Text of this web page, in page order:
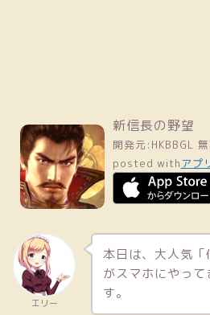
新信長の野望
開発元: HKBBGL
posted with アプ
エリー
本日は、大人気
がスマホにやっ
す。